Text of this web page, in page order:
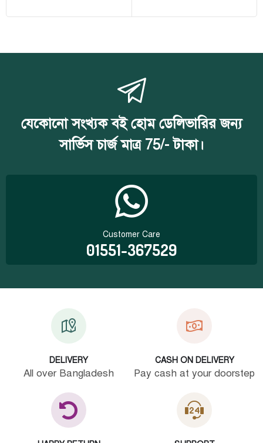
যেকোনো সংখ্যক বই হোম ডেলিভারির জন্য
সার্ভিস চার্জ মাত্র 75/- টাকা।
Customer Care
01551-367529
DELIVERY
All over Bangladesh
CASH ON DELIVERY
Pay cash at your doorstep